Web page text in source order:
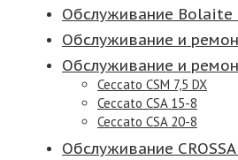
Обслуживание Bolaite
Обслуживание и
Обслуживание и
Ceccato CSM 7,5 DX
Ceccato CSA 15-8
Ceccato CSA 20-8
Обслуживание